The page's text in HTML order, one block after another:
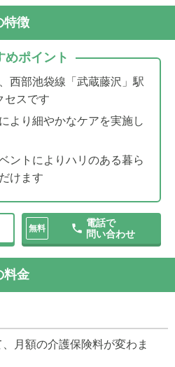
特徴
めポイント
西部池袋線「武蔵藤沢」駅
セスです
より細やかなケアを実施し
ントによりハリのある暮ら
けます
無料
電話で
問い合わせ
料金
月額の介護保険料が変わま